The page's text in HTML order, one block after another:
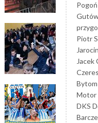
Piotr
Jarocin
Jacek
Bytom
Motor
DKS